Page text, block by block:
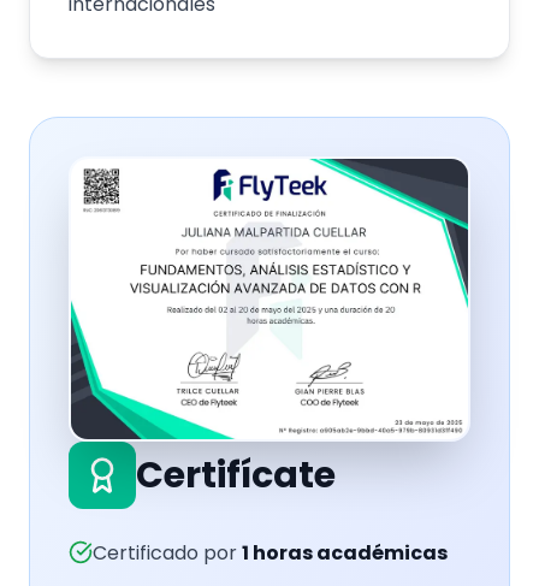
Certifícate
Certificado por1 horas académicas